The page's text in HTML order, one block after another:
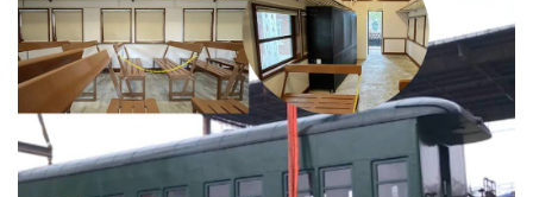
EduTech
IT Times
生成式AI與雲端應用
Enterprise Digital Transformation